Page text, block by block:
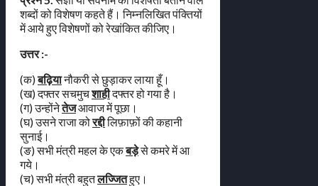
शब्दों को विशेषण कहते हैं। निम्नलिखित पंक्तियों
में आये हुए विशेषणों को रेखांकित कीजिए।
उत्तर :-
(क)बढ़ियानौकरी से छुड़ाकर लाया हूँ।
(ख) दफ्तर सचमुचशाहीदफ्तर हो गया है।
(ग) उन्होंनेतेजआवाज में पूछा।
(घ) उसने राजा कोरद्दीलिफ़ाफ़ों की कहानी
सुनाई।
(ङ) सभी मंत्री महल के एकबड़ेसे कमरे में आ
गये।
(च) सभी मंत्री बहुतलज्जितहुए।